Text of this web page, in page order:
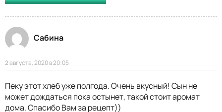
Сабина
2 августа, 2020 в 20:05
Пеку этот хлеб уже полгода. Очень вкусный! Сын не
может дождаться пока остынет, такой стоит аромат
дома. Спасибо Вам за рецепт))